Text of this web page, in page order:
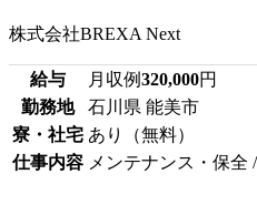
株式会社BREXA Next
給与 月収例320,000円
勤務地
石川県 能美市
寮・社宅 あり（無料）
仕事内容 メンテナンス・保全